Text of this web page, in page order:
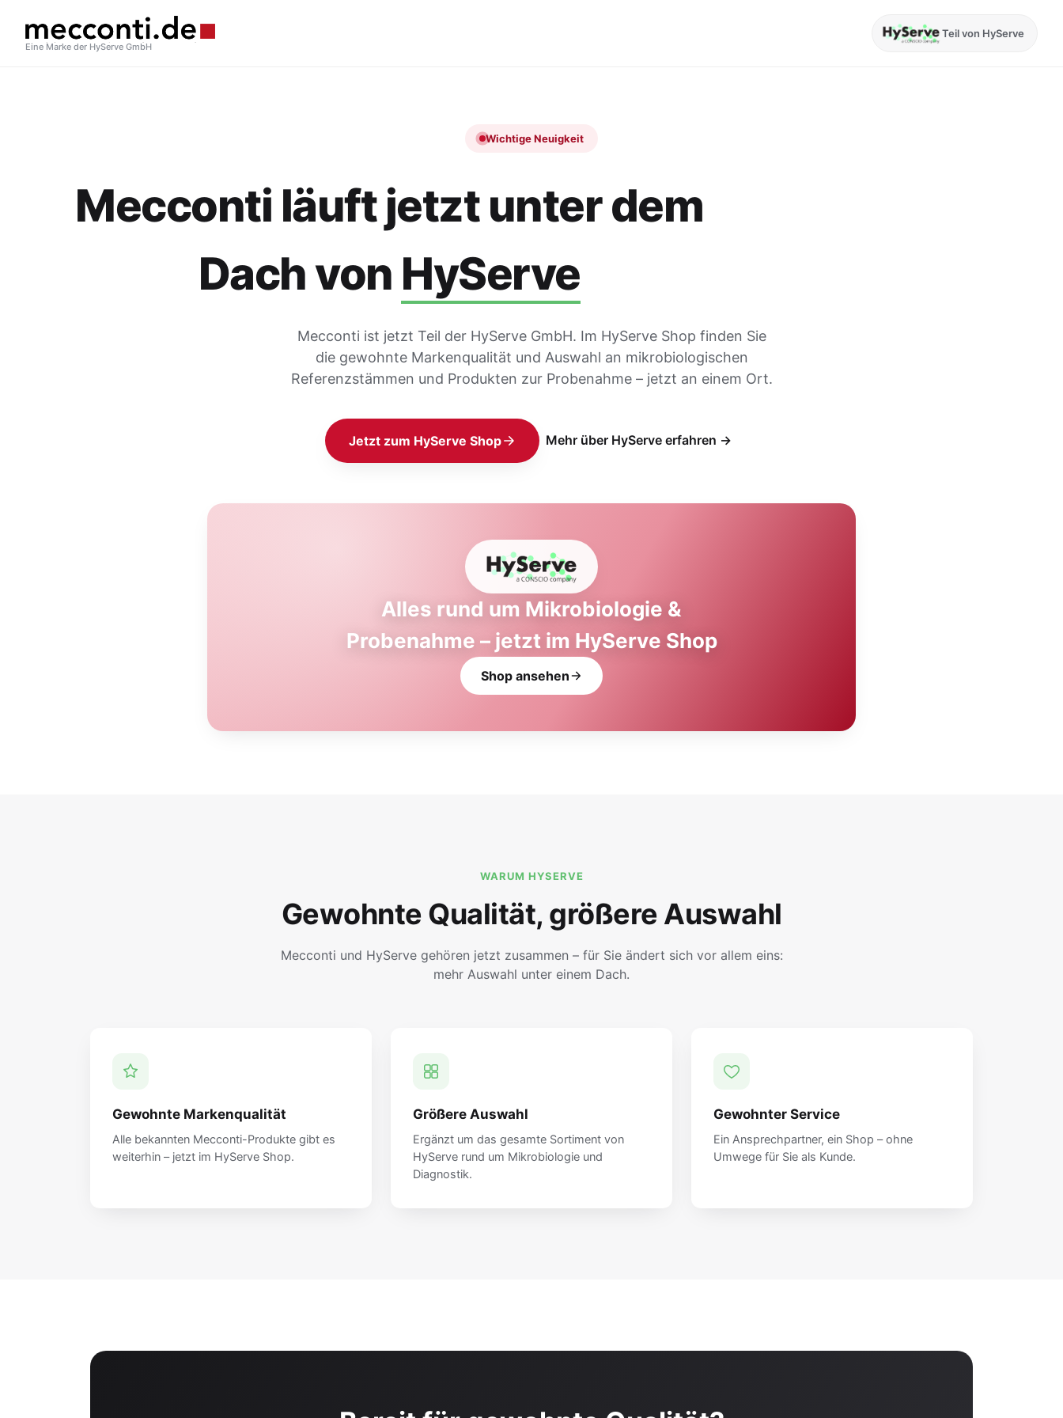
Eine Marke der HyServe GmbH
Teil von HyServe
Wichtige Neuigkeit
Mecconti läuft jetzt unter dem
Dach von HyServe
Mecconti ist jetzt Teil der HyServe GmbH. Im HyServe Shop finden Sie
die gewohnte Markenqualität und Auswahl an mikrobiologischen
Referenzstämmen und Produkten zur Probenahme – jetzt an einem Ort.
Jetzt zum HyServe Shop Mehr über HyServe erfahren →
Alles rund um Mikrobiologie &
Probenahme – jetzt im HyServe Shop
Shop ansehen
WARUM HYSERVE
Gewohnte Qualität, größere Auswahl
Mecconti und HyServe gehören jetzt zusammen – für Sie ändert sich vor allem eins:
mehr Auswahl unter einem Dach.
Gewohnte Markenqualität
Alle bekannten Mecconti-Produkte gibt es
weiterhin – jetzt im HyServe Shop.
Größere Auswahl
Ergänzt um das gesamte Sortiment von
HyServe rund um Mikrobiologie und
Diagnostik.
Gewohnter Service
Ein Ansprechpartner, ein Shop – ohne
Umwege für Sie als Kunde.